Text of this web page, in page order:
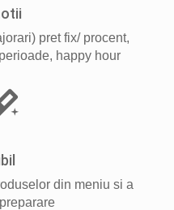
pret fix/ procent,
happy hour
din meniu si a